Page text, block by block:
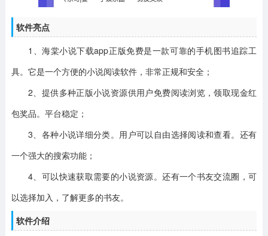
软件亮点
1、海棠小说下载app正版免费是一款可靠的手机图书追踪工
具。它是一个方便的小说阅读软件，非常正规和安全；
2、提供多种正版小说资源供用户免费阅读浏览，领取现金红
包奖品。平台稳定；
3、各种小说详细分类。用户可以自由选择阅读和查看。还有
一个强大的搜索功能；
4、可以快速获取需要的小说资源。还有一个书友交流圈，可
以选择加入，了解更多的书友。
软件介绍